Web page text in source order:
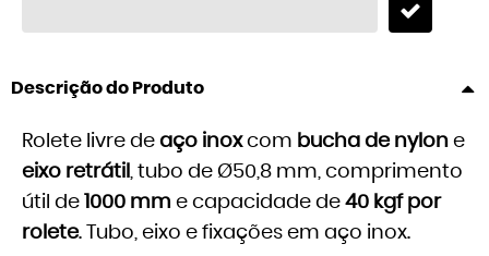
Descrição do Produto
Rolete livre de aço inoxcom bucha de nylon e
eixo retrátil , tubo de Ø50,8 mm, comprimento
útil de 1000 mm e capacidade de 40 kgf por
rolete. Tubo, eixo e fixações em aço inox.